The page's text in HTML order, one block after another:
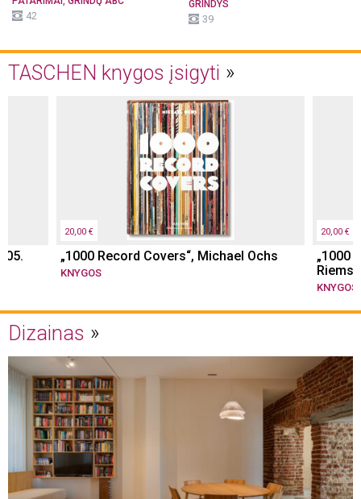
42
GRINDYS
39
TASCHEN knygos įsigyti
20,00 €
„1000 Record Covers“, Michael Ochs
KNYGOS
20,00 €
„1000
KNYGOS
Dizainas